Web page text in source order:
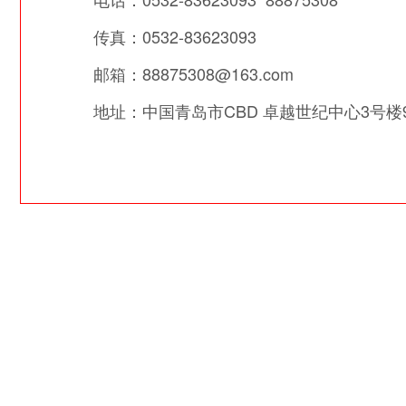
传真：0532-83623093
邮箱： 88875308@163.com
地址：中国青岛市CBD 卓越世纪中心3号